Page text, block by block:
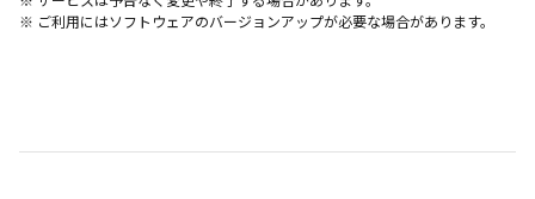
※ ご利用にはソフトウェアのバージョンアップが必要な場合があります。